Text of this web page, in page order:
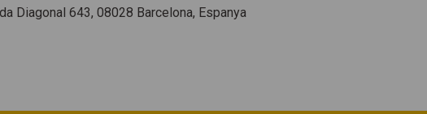
Diagonal 643, 08028 Barcelona, Espanya